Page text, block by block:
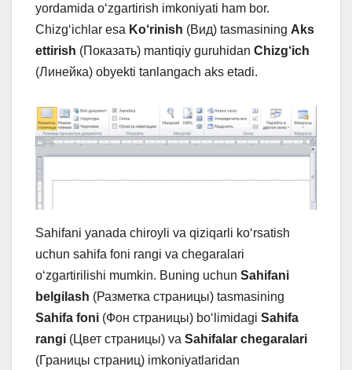
yordamida o‘zgartirish imkoniyati ham bor.
Chizg‘ichlar esa Ko‘rinish (Вид) tasmasining Aks
ettirish (Показать) mantiqiy guruhidan Chizg‘ich
(Линейка) obyekti tanlangach aks etadi.
Sahifani yanada chiroyli va qiziqarli ko‘rsatish
uchun sahifa foni rangi va chegaralari
o‘zgartirilishi mumkin. Buning uchun Sahifani
belgilash (Разметка страницы) tasmasining
Sahifa foni (Фон страницы) bo‘limidagi Sahifa
rangi (Цвет страницы) va Sahifalar chegaralari
(Границы страниц) imkoniyatlaridan